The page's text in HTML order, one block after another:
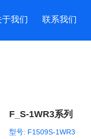
于我们 联系我们
F_S-1WR3系列
型号: F1509S-1WR3